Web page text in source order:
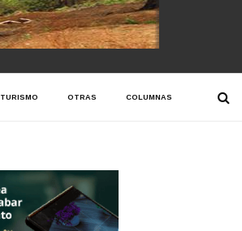
TURISMO OTRAS COLUMNAS